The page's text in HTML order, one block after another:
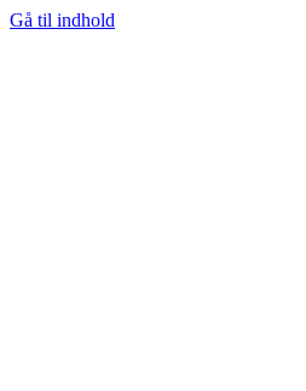
Gå til indhold